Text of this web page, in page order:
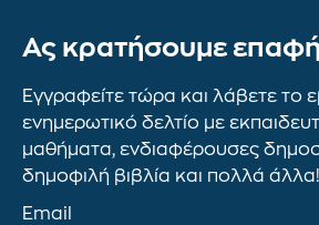
Ας κρατήσουμε
Εγγραφείτε τώρα και λάβετε το
ενημερωτικό δελτίο με
μαθήματα, ενδιαφέρουσες
δημοφιλή βιβλία και πολλά άλλα!
Email